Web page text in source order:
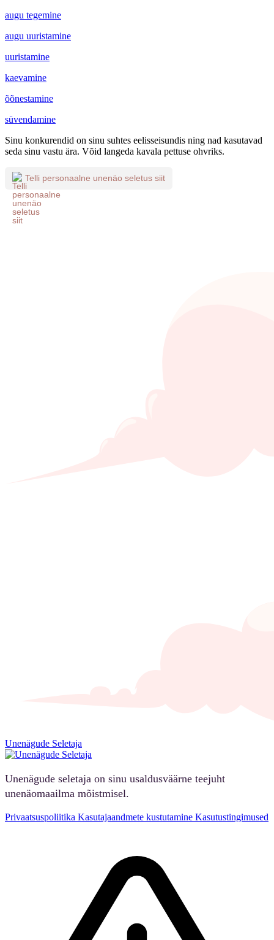
augu tegemine
augu uuristamine
uuristamine
kaevamine
õõnestamine
süvendamine
Sinu konkurendid on sinu suhtes eelisseisundis ning nad kasutavad
seda sinu vastu ära. Võid langeda kavala pettuse ohvriks.
Telli personaalne unenäo seletus siit
Unenägude Seletaja
Unenägude seletaja on sinu usaldusväärne teejuht
unenäomaailma mõistmisel.
Privaatsuspoliitika Kasutajaandmete kustutamine Kasutustingimused